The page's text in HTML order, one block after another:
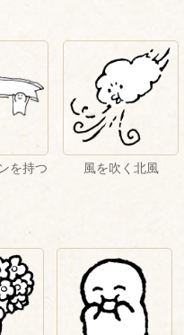
を持つ 風を吹く北風